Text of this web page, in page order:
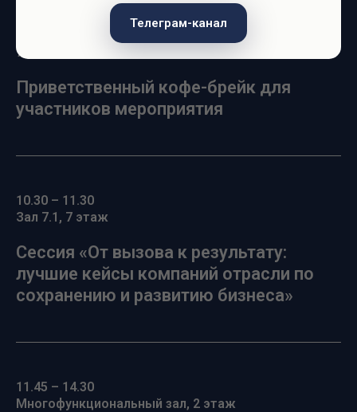
Телеграм-канал
7 этаж
Приветственный кофе-брейк для
участников мероприятия
10.30 – 11.30
Зал 7.1, 7 этаж
Сессия «От вызова к результату:
лучшие кейсы компаний отрасли по
сохранению и развитию бизнеса»
11.45 – 14.30
Многофункциональный зал, 2 этаж